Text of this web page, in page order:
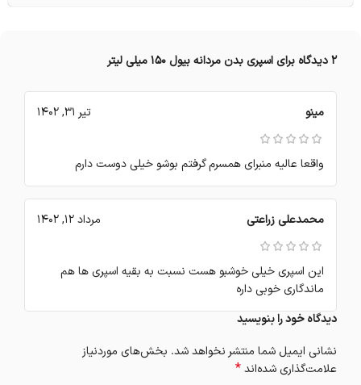
2 دیدگاه برای اسپری بدن مردانه بیول 150 میلی لیتر
مینو تیر 31, 1402
واقعا عالیه منبرای همسرم گرفتم بوشو خیلی دوست دارم
محمدعلی زراعتی مرداد 12, 1402
این اسپری خیلی خوشبو هست نسبت به بقیه اسپری ها هم
ماندگاری خوبی داره
دیدگاه خود را بنویسید
نشانی ایمیل شما منتشر نخواهد شد. بخش‌های موردنیاز
علامت‌گذاری شده‌اند*